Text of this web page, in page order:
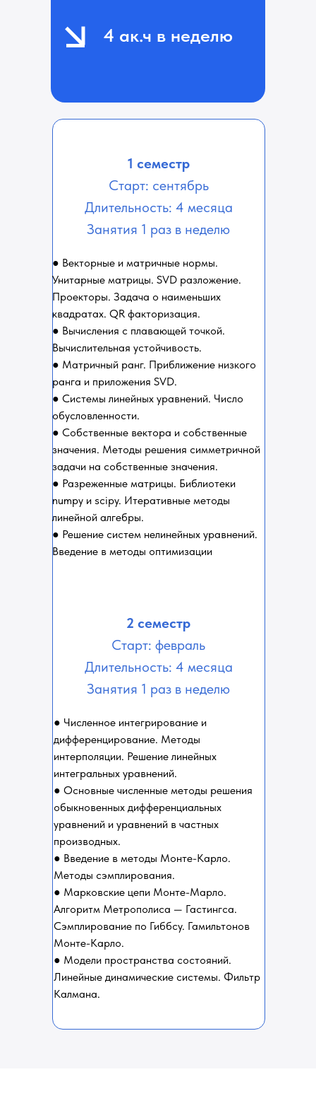
4 ак.ч в неделю
● Векторные и матричные нормы.
Унитарные матрицы. SVD разложение.
Проекторы. Задача о наименьших
квадратах. QR факторизация.
● Вычисления с плавающей точкой.
Вычислительная устойчивость.
● Матричный ранг. Приближение низкого
ранга и приложения SVD.
● Системы линейных уравнений. Число
обусловленности.
● Собственные вектора и собственные
значения. Методы решения симметричной
задачи на собственные значения.
● Разреженные матрицы. Библиотеки
numpy и scipy. Итеративные методы
линейной алгебры.
● Решение систем нелинейных уравнений.
Введение в методы оптимизации
1 семестр
Старт: сентябрь
Длительность: 4 месяца
Занятия 1 раз в неделю
● Численное интегрирование и
дифференцирование. Методы
интерполяции. Решение линейных
интегральных уравнений.
● Основные численные методы решения
обыкновенных дифференциальных
уравнений и уравнений в частных
производных.
● Введение в методы Монте-Карло.
Методы сэмплирования.
● Марковские цепи Монте-Марло.
Алгоритм Метрополиса — Гастингса.
Сэмплирование по Гиббсу. Гамильтонов
Монте-Карло.
● Модели пространства состояний.
Линейные динамические системы. Фильтр
Калмана.
2 семестр
Старт: февраль
Длительность: 4 месяца
Занятия 1 раз в неделю